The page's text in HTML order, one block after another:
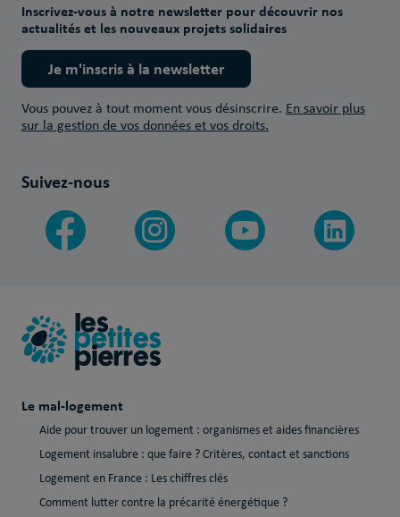
Inscrivez-vous à notre newsletter pour découvrir nos
actualités et les nouveaux projets solidaires
Je m'inscris à la newsletter
Vous pouvez à tout moment vous désinscrire. En savoir plus
sur la gestion de vos données et vos droits.
Suivez-nous
Le mal-logement
Aide pour trouver un logement : organismes et aides financières
Logement insalubre : que faire ? Critères, contact et sanctions
Logement en France : Les chiffres clés
Comment lutter contre la précarité énergétique ?